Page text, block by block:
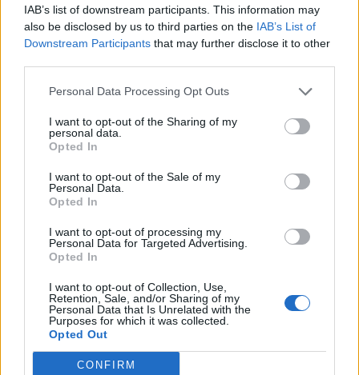
IAB’s list of downstream participants. This information may
also be disclosed by us to third parties on the IAB’s List of
Downstream Participants that may further disclose it to other
Personal Data Processing Opt Outs
I want to opt-out of the Sharing of my
personal data.
Opted In
I want to opt-out of the Sale of my
Personal Data.
Opted In
I want to opt-out of processing my
Personal Data for Targeted Advertising.
Opted In
I want to opt-out of Collection, Use,
Retention, Sale, and/or Sharing of my
Personal Data that Is Unrelated with the
Purposes for which it was collected.
Opted Out
CONFIRM
Bo­le­sła­wa Pru­sa. W swo­jej od­po­wie­dzi
uwzględ­nij rów­nież wy­bra­ny kon­tekst
Czy zgadasz się z tezą, że człowiek
mógłby podporządkować swoją
aktywność? Uzasadnij odwołując się
do Lalki Bolesława Prusa i
literackiego
Kategorie
opracowania
Tagi
Lalka - opracowanie
Cechy dramatu szekspirowskiego
Utylitaryzm w Lalce
Dodaj komentarz